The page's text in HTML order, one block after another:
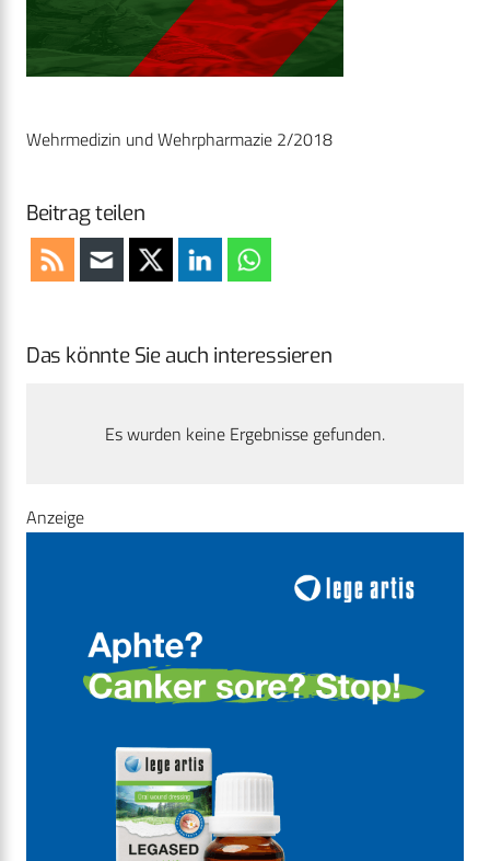
Wehrmedizin und Wehrpharmazie 2/2018
Beitrag teilen
Das könnte Sie auch interessieren
Es wurden keine Ergebnisse gefunden.
Anzeige